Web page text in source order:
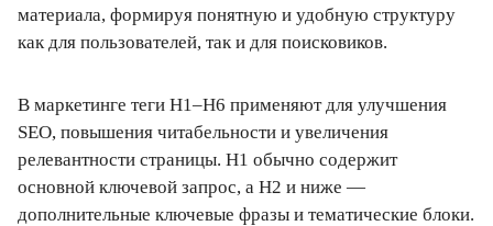
материала, формируя понятную и удобную структуру
как для пользователей, так и для поисковиков.
В маркетинге теги H1–H6 применяют для улучшения
SEO, повышения читабельности и увеличения
релевантности страницы. H1 обычно содержит
основной ключевой запрос, а H2 и ниже —
дополнительные ключевые фразы и тематические блоки.